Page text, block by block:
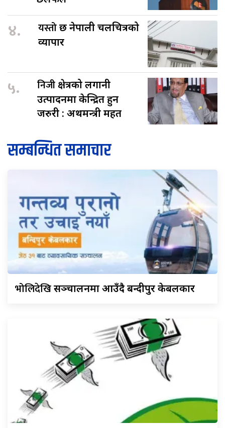
४. यस्तोछ नेपाली चलचित्रको
व्यापार
५. निजी क्षेत्रको लगानी
उत्पादनमा केन्द्रित हुन
जरुरी : अर्थमन्त्री महत
सम्बन्धित समाचार
भोलिदेखिसञ्चालनमा आउँदै बन्दीपुर केबलकार